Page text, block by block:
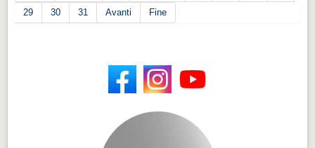
29
30 31 Avanti Fine